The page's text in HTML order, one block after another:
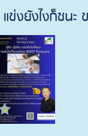
ข่งยังไงก็ชน